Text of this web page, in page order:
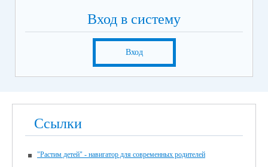
Вход в систему
Вход
Ссылки
"Растим детей" - навигатор для современных родителей